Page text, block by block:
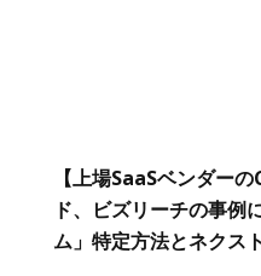
【上場SaaSベンダー
ド、ビズリーチの事例
ム」特定方法とネクス